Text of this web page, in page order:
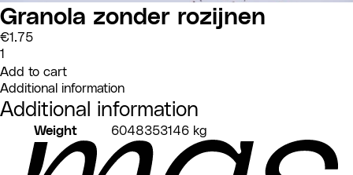
Granola zonder rozijnen
€1.75
Granola
zonder
rozijnen
quantity
Add to cart
Additional information
Additional information
Weight 6048353146 kg